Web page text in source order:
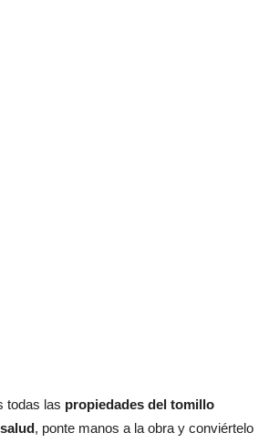
todas las propiedades del tomillo
, ponte manos a la obra y conviértelo